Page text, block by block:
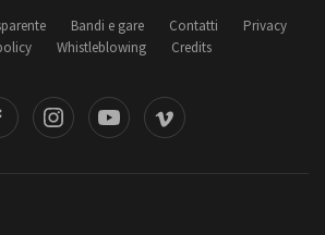
Bandi e gare Contatti
Privacy
Whistleblowing Credits